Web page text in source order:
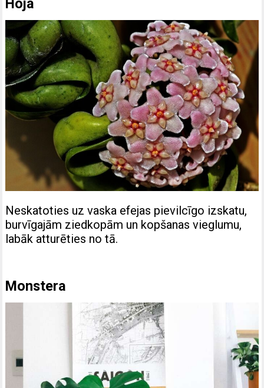
Hoja
Neskatoties uz vaska efejas pievilcīgo izskatu,
burvīgajām ziedkopām un kopšanas vieglumu,
labāk atturēties no tā.
Monstera